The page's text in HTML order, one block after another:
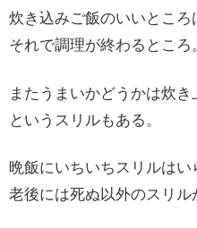
炊き込みご飯のいいとこ
それで調理が終わるところ
またうまいかどうかは炊
というスリルもある。
晩飯にいちいちスリルはい
老後には死ぬ以外のスリル